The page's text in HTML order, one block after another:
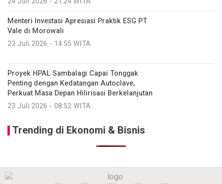
Menteri Investasi Apresiasi Praktik ESG PT
Vale di Morowali
23 Juli 2026 - 14:55 WITA
Proyek HPAL Sambalagi Capai Tonggak
Penting dengan Kedatangan Autoclave,
Perkuat Masa Depan Hilirisasi Berkelanjutan
23 Juli 2026 - 08:52 WITA
Trending di Ekonomi & Bisnis